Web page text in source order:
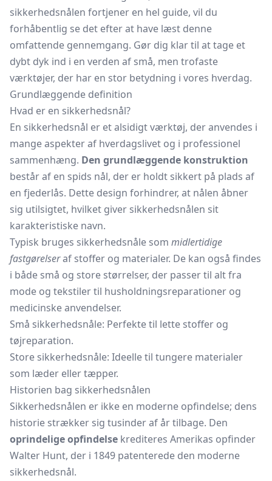
sikkerhedsnålen fortjener en hel guide, vil du
forhåbentlig se det efter at have læst denne
omfattende gennemgang. Gør dig klar til at tage et
dybt dyk ind i en verden af små, men trofaste
værktøjer, der har en stor betydning i vores hverdag.
Grundlæggende definition
Hvad er en sikkerhedsnål?
En sikkerhedsnål er et alsidigt værktøj, der anvendes i
mange aspekter af hverdagslivet og i professionel
sammenhæng. Den grundlæggende konstruktion
består af en spids nål, der er holdt sikkert på plads af
en fjederlås. Dette design forhindrer, at nålen åbner
sig utilsigtet, hvilket giver sikkerhedsnålen sit
karakteristiske navn.
Typisk bruges sikkerhedsnåle som midlertidige
fastgørelseraf stoffer og materialer. De kan også findes
i både små og store størrelser, der passer til alt fra
mode og tekstiler til husholdningsreparationer og
medicinske anvendelser.
Små sikkerhedsnåle: Perfekte til lette stoffer og
tøjreparation.
Store sikkerhedsnåle: Ideelle til tungere materialer
som læder eller tæpper.
Historien bag sikkerhedsnålen
Sikkerhedsnålen er ikke en moderne opfindelse; dens
historie strækker sig tusinder af år tilbage. Den
oprindelige opfindelse krediteres Amerikas opfinder
Walter Hunt, der i 1849 patenterede den moderne
sikkerhedsnål.